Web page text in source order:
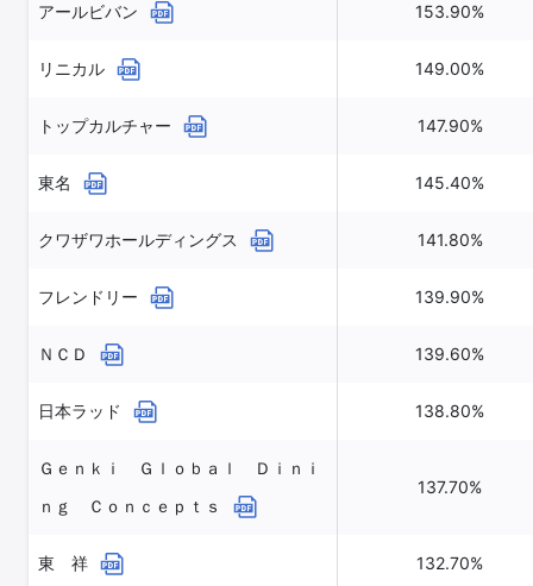
アールビバン 153.90%
リニカル 149.00%
トップカルチャー 147.90%
東名 145.40%
クワザワホールディングス 141.80%
フレンドリー 139.90%
ＮＣＤ 139.60%
日本ラッド 138.80%
Ｇｅｎｋｉ Ｇｌｏｂａｌ Ｄｉｎｉ
ｎｇ Ｃｏｎｃｅｐｔｓ
137.70%
東 祥 132.70%